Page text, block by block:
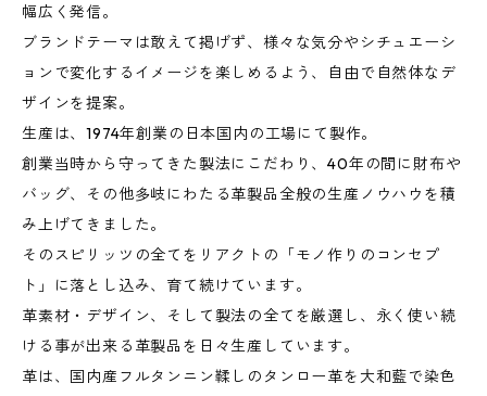
幅広く発信。
ブランドテーマは敢えて掲げず、様々な気分やシチュエーシ
ョンで変化するイメージを楽しめるよう、自由で自然体なデ
ザインを提案。
生産は、1974年創業の日本国内の工場にて製作。
創業当時から守ってきた製法にこだわり、40年の間に財布や
バッグ、その他多岐にわたる革製品全般の生産ノウハウを積
み上げてきました。
そのスピリッツの全てをリアクトの「モノ作りのコンセプ
ト」に落とし込み、育て続けています。
革素材・デザイン、そして製法の全てを厳選し、永く使い続
ける事が出来る革製品を日々生産しています。
革は、国内産フルタンニン鞣しのタンロー革を大和藍で染色